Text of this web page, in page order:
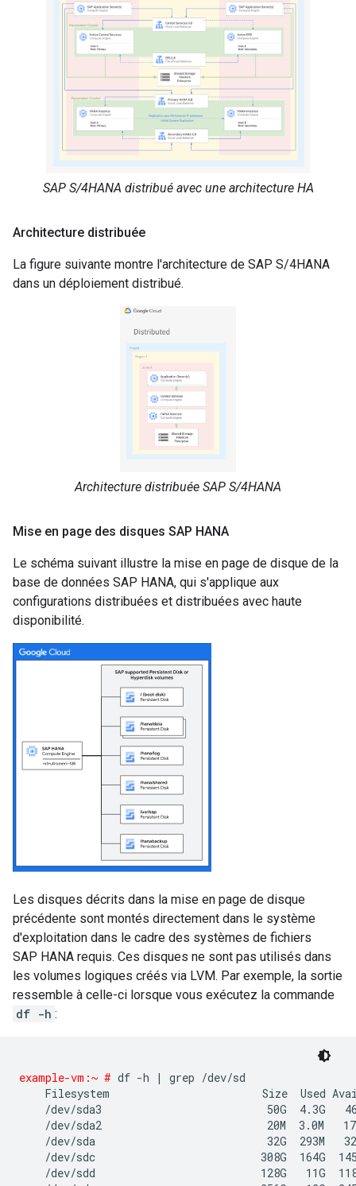
SAP S/4HANA distribué avec une architecture HA
Architecture distribuée
La figure suivante montre l'architecture de SAP S/4HANA
dans un déploiement distribué.
Architecture distribuée SAP S/4HANA
Mise en page des disques SAP HANA
Le schéma suivant illustre la mise en page de disque de la
base de données SAP HANA, qui s'applique aux
configurations distribuées et distribuées avec haute
disponibilité.
Les disques décrits dans la mise en page de disque
précédente sont montés directement dans le système
d'exploitation dans le cadre des systèmes de fichiers
SAP HANA requis. Ces disques ne sont pas utilisés dans
les volumes logiques créés via LVM. Par exemple, la sortie
ressemble à celle-ci lorsque vous exécutez la commande
df -h :
example-vm:~ # df -h | grep /dev/sd
Filesystem                        Size  Used
/dev/sda3                          50G  4.3G
/dev/sda2                          20M  3.0M
/dev/sda                           32G  293M
/dev/sdc                          308G  164G
/dev/sdd                          128G   11G